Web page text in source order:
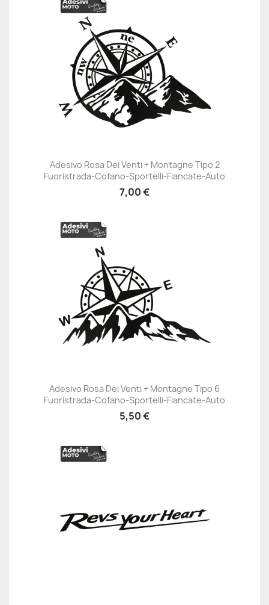
Adesivo Rosa Dei Venti + Montagne Tipo 2
Fuoristrada-Cofano-Sportelli-Fiancate-Auto
7,00 €
Adesivo Rosa Dei Venti + Montagne Tipo 6
Fuoristrada-Cofano-Sportelli-Fiancate-Auto
5,50 €